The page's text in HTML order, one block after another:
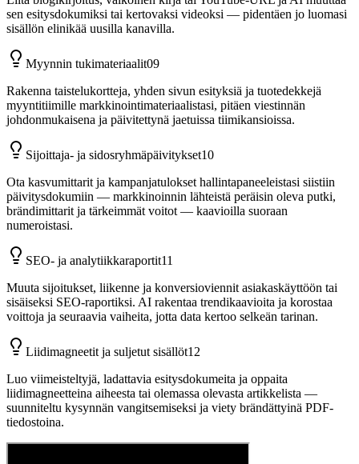
sen esitysdokumiksi tai kertovaksi videoksi — pidentäen jo luomasi
sisällön elinikää uusilla kanavilla.
Myynnin tukimateriaalit09
Rakenna taistelukortteja, yhden sivun esityksiä ja tuotedekkejä
myyntitiimille markkinointimateriaalistasi, pitäen viestinnän
johdonmukaisena ja päivitettynä jaetuissa tiimikansioissa.
Sijoittaja- ja sidosryhmäpäivitykset10
Ota kasvumittarit ja kampanjatulokset hallintapaneeleistasi siistiin
päivitysdokumiin — markkinoinnin lähteistä peräisin oleva putki,
brändimittarit ja tärkeimmät voitot — kaavioilla suoraan
numeroistasi.
SEO- ja analytiikkaraportit11
Muuta sijoitukset, liikenne ja konversioviennit asiakaskäyttöön tai
sisäiseksi SEO-raportiksi. AI rakentaa trendikaavioita ja korostaa
voittoja ja seuraavia vaiheita, jotta data kertoo selkeän tarinan.
Liidimagneetit ja suljetut sisällöt12
Luo viimeisteltyjä, ladattavia esitysdokumeita ja oppaita
liidimagneetteina aiheesta tai olemassa olevasta artikkelista —
suunniteltu kysynnän vangitsemiseksi ja viety brändättyinä PDF-
tiedostoina.